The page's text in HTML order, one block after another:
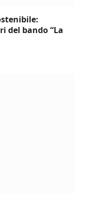
del bando “La